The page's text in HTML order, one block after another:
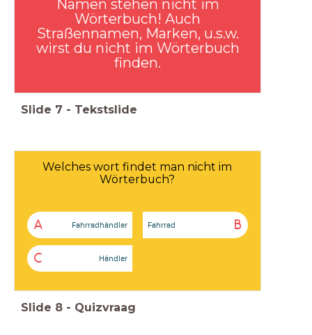
Namen stehen nicht im
Wörterbuch! Auch
Straßennamen, Marken, u.s.w.
wirst du nicht im Wörterbuch
finden.
Slide 7 - Tekstslide
Welches wort findet man nicht im
Wörterbuch?
A Fahrradhändler B
Fahrrad
C Händler
Slide 8 - Quizvraag